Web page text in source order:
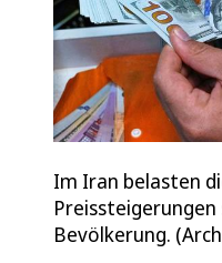
Im Iran belasten
Bevölkerung.